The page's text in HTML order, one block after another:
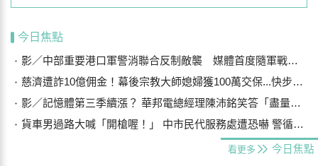
今日焦點
影／中部重要港口軍警消聯合反制敵襲 媒體首度隨軍戰鬥演練
慈濟遭詐10億佣金！幕後宗教大師媳婦獲100萬交保...快步奔離不發一語
影／記憶體第三季續漲？ 華邦電總經理陳沛銘笑答「盡量不要漲太多」
貨車男過路大喊「開槍喔！」 中市民代服務處遭恐嚇 警循線追緝
看更多 今日焦點